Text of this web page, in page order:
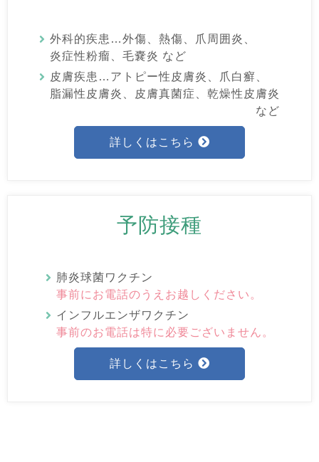
外科的疾患…外傷、熱傷、爪周囲炎、
炎症性粉瘤、毛嚢炎 など
皮膚疾患…アトピー性皮膚炎、爪白癬、
脂漏性皮膚炎、皮膚真菌症、乾燥性皮膚炎
など
詳しくはこちら
予防接種
肺炎球菌ワクチン
事前にお電話のうえお越しください。
インフルエンザワクチン
事前のお電話は特に必要ございません。
詳しくはこちら